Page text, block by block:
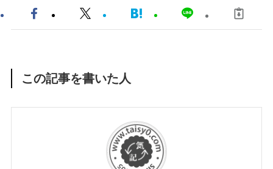
この記事を書いた人